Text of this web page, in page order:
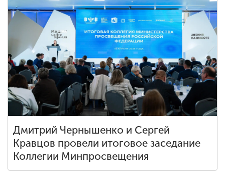
Дмитрий Чернышенко и Сергей
Кравцов провели итоговое заседание
Коллегии Минпросвещения